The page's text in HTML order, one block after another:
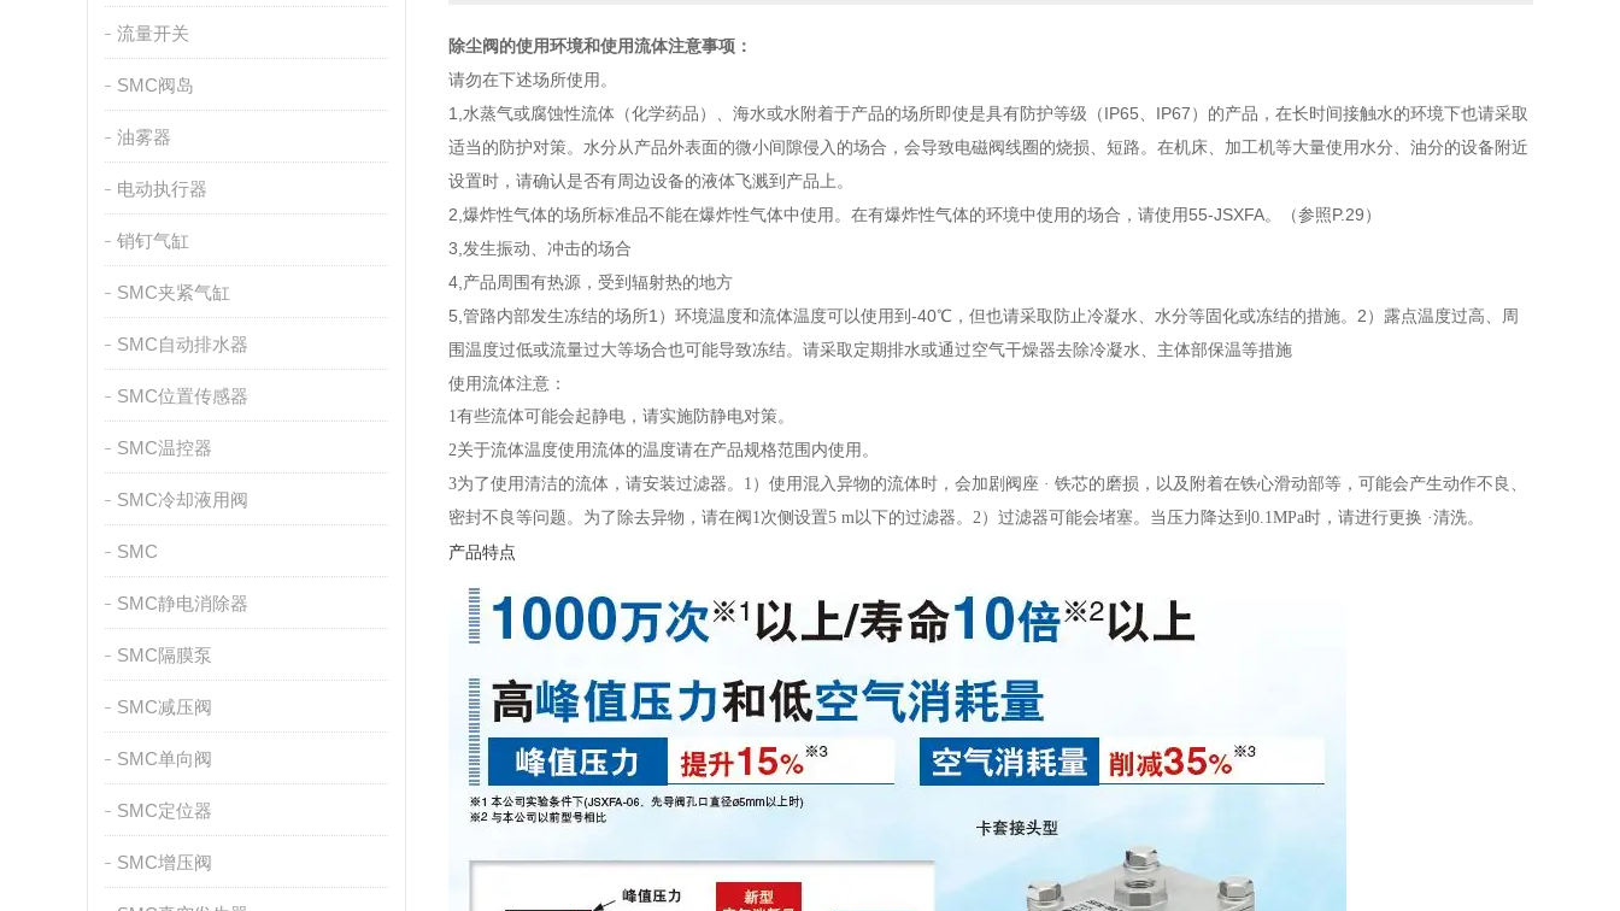
流量开关
SMC阀岛
油雾器
电动执行器
销钉气缸
SMC夹紧气缸
SMC自动排水器
SMC位置传感器
SMC温控器
SMC冷却液用阀
SMC
SMC静电消除器
SMC隔膜泵
SMC减压阀
SMC单向阀
SMC定位器
SMC增压阀
除尘阀的使用环境和使用流体注意事项：
请勿在下述场所使用。
1,水蒸气或腐蚀性流体（化学药品）、海水或水附着于产品的场所即使是具有防护等级（IP65、IP67）的产品，在长时间接触水的环境下也请采取
适当的防护对策。水分从产品外表面的微小间隙侵入的场合，会导致电磁阀线圈的烧损、短路。在机床、加工机等大量使用水分、油分的设备附近
设置时，请确认是否有周边设备的液体飞溅到产品上。
2,爆炸性气体的场所标准品不能在爆炸性气体中使用。在有爆炸性气体的环境中使用的场合，请使用55-JSXFA。（参照P.29）
3,发生振动、冲击的场合
4,产品周围有热源，受到辐射热的地方
5,管路内部发生冻结的场所1）环境温度和流体温度可以使用到-40℃，但也请采取防止冷凝水、水分等固化或冻结的措施。2）露点温度过高、周
围温度过低或流量过大等场合也可能导致冻结。请采取定期排水或通过空气干燥器去除冷凝水、主体部保温等措施
使用流体注意：
1有些流体可能会起静电，请实施防静电对策。
2关于流体温度使用流体的温度请在产品规格范围内使用。
3为了使用清洁的流体，请安装过滤器。 1 ）使用混入异物的流体时，会加剧阀座 · 铁芯的磨损，以及附着在铁心滑动部等，可能会产生动作不良、
密封不良等问题。为了除去异物，请在阀 1次侧设置5 m以下的过滤器。 2）过滤器可能会堵塞。当压力降达到 0.1MPa时，请进行更换 ·清洗。
产品特点